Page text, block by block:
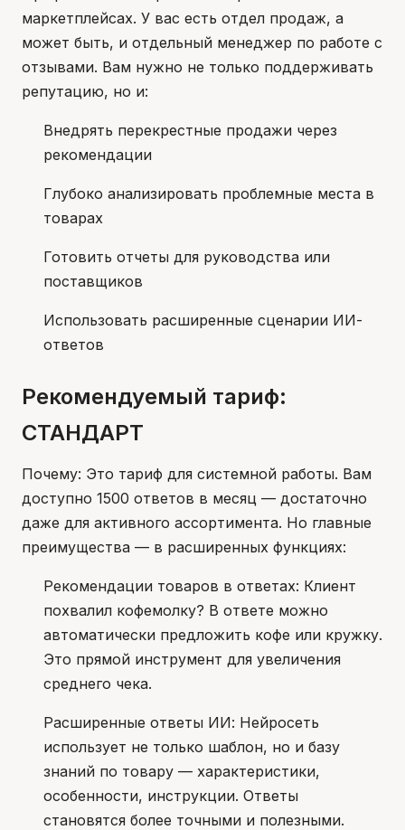
маркетплейсах. У вас есть отдел продаж, а
может быть, и отдельный менеджер по работе с
отзывами. Вам нужно не только поддерживать
репутацию, но и:
Внедрять перекрестные продажи через
рекомендации
Глубоко анализировать проблемные места в
товарах
Готовить отчеты для руководства или
поставщиков
Использовать расширенные сценарии ИИ-
ответов
Рекомендуемый тариф:
СТАНДАРТ
Почему: Это тариф для системной работы. Вам
доступно 1500 ответов в месяц — достаточно
даже для активного ассортимента. Но главные
преимущества — в расширенных функциях:
Рекомендации товаров в ответах: Клиент
похвалил кофемолку? В ответе можно
автоматически предложить кофе или кружку.
Это прямой инструмент для увеличения
среднего чека.
Расширенные ответы ИИ: Нейросеть
использует не только шаблон, но и базу
знаний по товару — характеристики,
особенности, инструкции. Ответы
становятся более точными и полезными.